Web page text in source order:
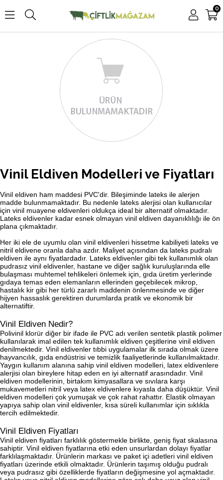
0
Vinil Eldiven Modelleri ve Fiyatları
Vinil eldiven ham maddesi PVC'dir. Bileşiminde lateks ile alerjen
madde bulunmamaktadır. Bu nedenle lateks alerjisi olan kullanıcılar
için vinil muayene eldivenleri oldukça ideal bir alternatif olmaktadır.
Lateks eldivenler kadar esnek olmayan vinil eldiven dayanıklılığı ile ön
plana çıkmaktadır.
Her iki ele de uyumlu olan vinil eldivenleri hissetme kabiliyeti lateks ve
nitril eldivene oranla daha azdır. Maliyet açısından da lateks pudralı
eldiven ile aynı fiyatlardadır. Lateks eldivenler gibi tek kullanımlık olan
pudrasız vinil eldivenler, hastane ve diğer sağlık kuruluşlarında elle
bulaşması muhtemel tehlikeleri önlemek için, gıda üretim yerlerinde
gıdaya temas eden elemanların ellerinden geçebilecek mikrop,
hastalık kir gibi her türlü zararlı maddenin önlenmesinde ve diğer
hijyen hassaslık gerektiren durumlarda pratik ve ekonomik bir
alternatiftir.
Vinil Eldiven Nedir?
Polivinil klorür diğer bir ifade ile PVC adı verilen sentetik plastik polimer
kullanılarak imal edilen tek kullanımlık eldiven çeşitlerine vinil eldiven
denilmektedir. Vinil eldivenler tıbbi uygulamalar ilk sırada olmak üzere
hayvancılık, gıda endüstrisi ve temizlik faaliyetlerinde kullanılmaktadır.
Yaygın kullanım alanına sahip vinil eldiven modelleri, latex eldivenlere
alerjisi olan bireylere hitap eden en iyi alternatif arasındadır. Vinil
eldiven modellerinin, birtakım kimyasallara ve sıvılara karşı
mukavemetleri nitril veya latex eldivenlere kıyasla daha düşüktür. Vinil
eldiven modelleri çok yumuşak ve çok rahat rahattır. Elastik olmayan
yapıya sahip olan vinil eldivenler, kısa süreli kullanımlar için sıklıkla
tercih edilmektedir.
Vinil Eldiven Fiyatları
Vinil eldiven fiyatları farklılık göstermekle birlikte, geniş fiyat skalasına
sahiptir. Vinil eldiven fiyatlarına etki eden unsurlardan dolayı fiyatlar
farklılaşmaktadır. Ürünlerin markası ve paket içi adetleri vinil eldiven
fiyatları üzerinde etkili olmaktadır. Ürünlerin taşımış olduğu pudralı
veya pudrasız gibi özelliklerde fiyatların değişmesine yol açmaktadır.